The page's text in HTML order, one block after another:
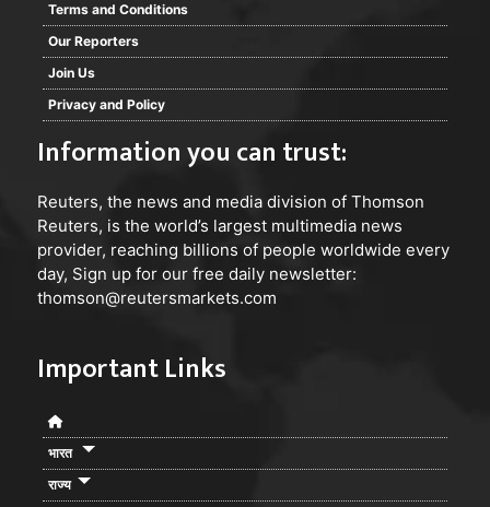
Terms and Conditions
Our Reporters
Join Us
Privacy and Policy
Information you can trust:
Reuters, the news and media division of Thomson
Reuters, is the world’s largest multimedia news
provider, reaching billions of people worldwide every
day, Sign up for our free daily newsletter:
thomson@reutersmarkets.com
Important Links
भारत
राज्य